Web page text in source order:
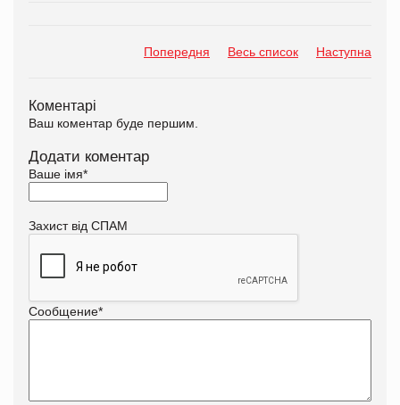
Попередня Весь список Наступна
Коментарі
Ваш коментар буде першим.
Додати коментар
Ваше імя*
Захист від СПАМ
Сообщение*